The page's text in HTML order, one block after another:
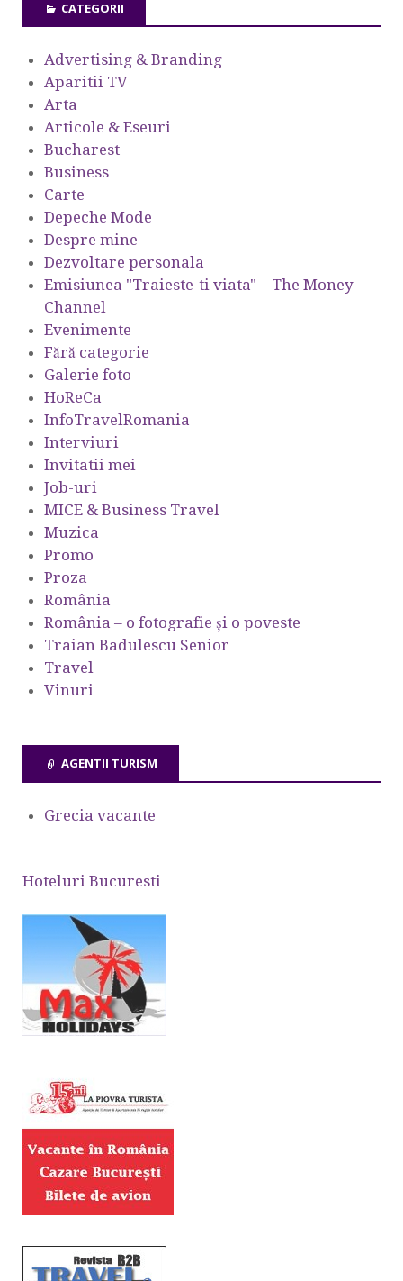
CATEGORII
Advertising & Branding
Aparitii TV
Arta
Articole & Eseuri
Bucharest
Business
Carte
Depeche Mode
Despre mine
Dezvoltare personala
Emisiunea "Traieste-ti viata" – The Money
Channel
Evenimente
Fără categorie
Galerie foto
HoReCa
InfoTravelRomania
Interviuri
Invitatii mei
Job-uri
MICE & Business Travel
Muzica
Promo
Proza
România
România – o fotografie şi o poveste
Traian Badulescu Senior
Travel
Vinuri
AGENTII TURISM
Grecia vacante
Hoteluri Bucuresti